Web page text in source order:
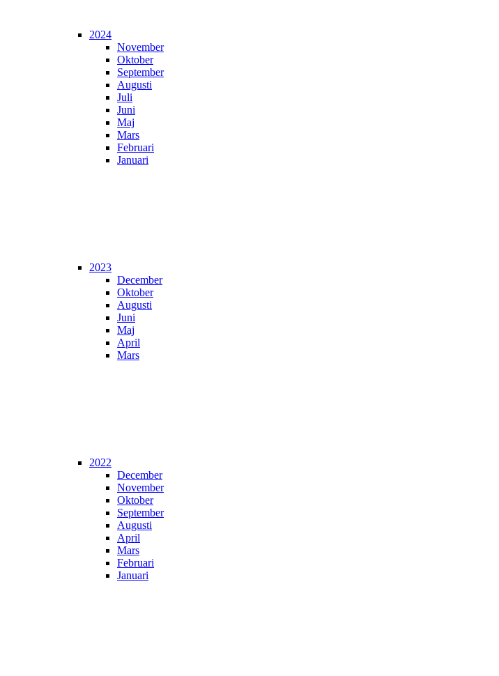
2024
November
Oktober
September
Augusti
Juli
Juni
Maj
Mars
Februari
Januari
2023
December
Oktober
Augusti
Juni
Maj
April
Mars
2022
December
November
Oktober
September
Augusti
April
Mars
Februari
Januari